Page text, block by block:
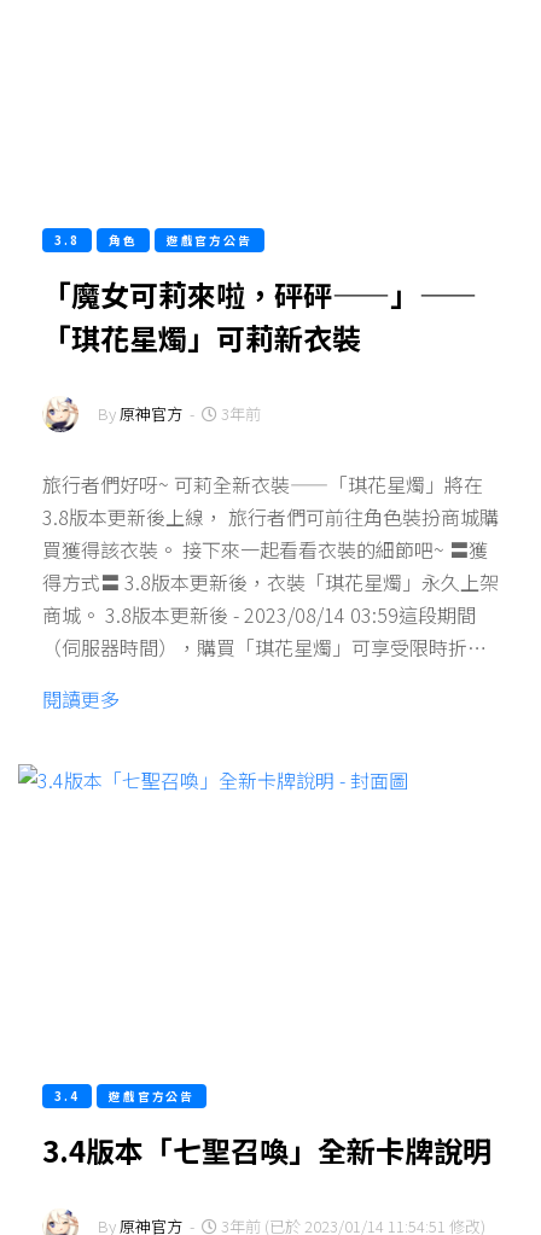
3.8 角色 遊戲官方公告
「魔女可莉來啦，砰砰——」——
「琪花星燭」可莉新衣裝
By 原神官方 - 3年前
旅行者們好呀~ 可莉全新衣裝——「琪花星燭」將在
3.8版本更新後上線， 旅行者們可前往角色裝扮商城購
買獲得該衣裝。 接下來一起看看衣裝的細節吧~ 〓獲
得方式〓 3.8版本更新後，衣裝「琪花星燭」永久上架
商城。 3.8版本更新後 - 2023/08/14 03:59這段期間
（伺服器時間），購買「琪花星燭」可享受限時折…
閱讀更多
3.4 遊戲官方公告
3.4版本「七聖召喚」全新卡牌說明
By原神官方 - 3年前 (已於 2023/01/14 11:54:51 修改)